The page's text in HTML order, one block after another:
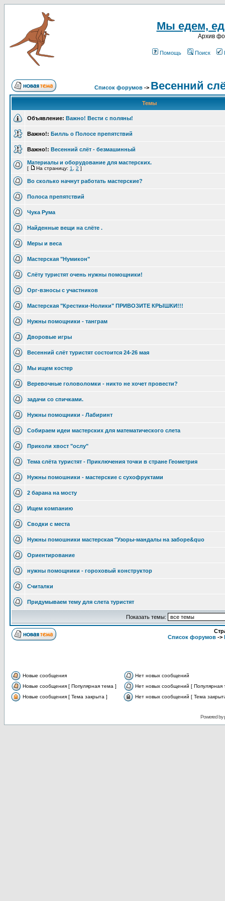
Мы едем,
Архив
Помощь Поиск
Список форумов -> Весенний
Темы
Объявление: Важно! Вести с поляны!
Важно!: Билль о Полосе препятствий
Важно!: Весенний слёт - безмашинный
Материалы и оборудование для мастерских.
[ На страницу: 1 2 ]
Во сколько начнут работать мастерские?
Полоса препятствий
Чука Рума
Найденные вещи на слёте .
Меры и веса
Мастерская "Нумикон"
Слёту туристят очень нужны помощники!
Орг-взносы с участников
Мастерская "Крестики-Нолики" ПРИВОЗИТЕ КРЫШКИ!!!
Нужны помощники - танграм
Дворовые игры
Весенний слёт туристят состоится 24-26 мая
Мы ищем костер
Веревочные головоломки - никто не хочет провести?
задачи со спичками.
Нужны помощники - Лабиринт
Собираем идеи мастерских для математического слета
Приколи хвост "ослу"
Тема слёта туристят - Приключения точки в стране Геометрия
Нужны помошники - мастерские с сухофруктами
2 барана на мосту
Ищем компанию
Сводки с места
Нужны помошники мастерская "Узоры-мандалы на заборе&quo
Ориентирование
нужны помощники - гороховый конструктор
Считалки
Придумываем тему для слета туристят
Показать темы:
Список форумов->
Новые сообщения
Нет новых сообщений
Новые сообщения [ Популярная тема ]
Нет новых сообщений [ Популярная
Новые сообщения [ Тема закрыта ]
Нет новых сообщений [ Тема
Powered by